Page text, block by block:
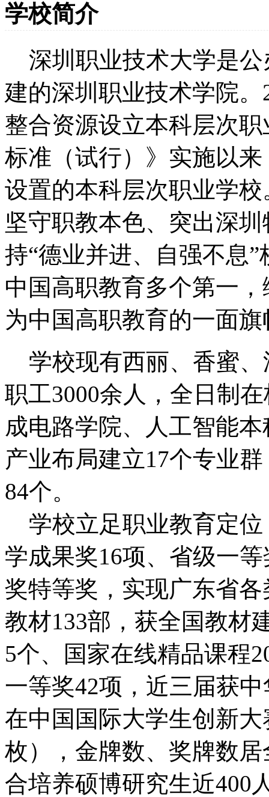
学校简介
深圳职业技术大学是公
建的深圳职业技术学院
整合资源设立本科层次
标准（试行）》实施以
设置的本科层次职业学
坚守职教本色、突出深
持“德业并进、自强不息
中国高职教育多个第一
为中国高职教育的一面旗
学校现有西丽、香蜜
职工3000余人，全日制
成电路学院、人工智能
产业布局建立17个专业
84个。
学校立足职业教育定
学成果奖16项、省级一
奖特等奖，实现广东省
教材133部，获全国教材
5个、国家在线精品课程
一等奖42项，近三届获
在中国国际大学生创新
枚），金牌数、奖牌数
合培养硕博研究生近400